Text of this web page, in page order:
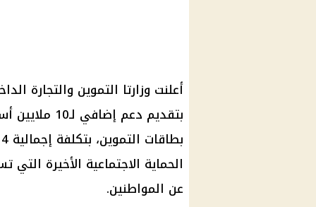
أعلنت وزارتا التموين والتجارة
بتقديم دعم
الحماية الاجتماعية الأخيرة
عن المواطنين.